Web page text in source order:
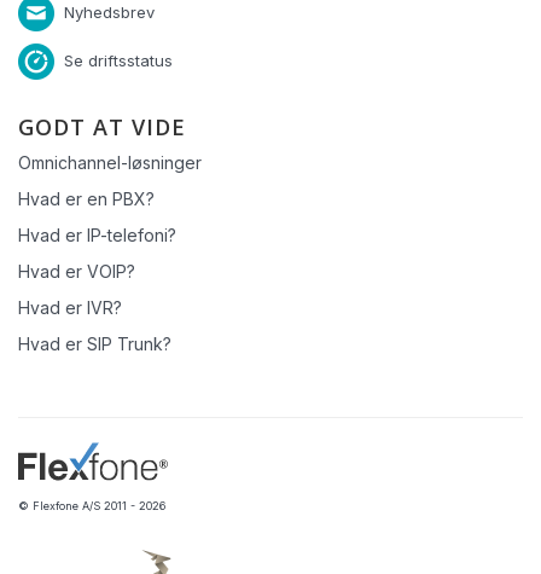
Nyhedsbrev
Se driftsstatus
GODT AT VIDE
Omnichannel-løsninger
Hvad er en PBX?
Hvad er IP-telefoni?
Hvad er VOIP?
Hvad er IVR?
Hvad er SIP Trunk?
© Flexfone A/S 2011 - 2026